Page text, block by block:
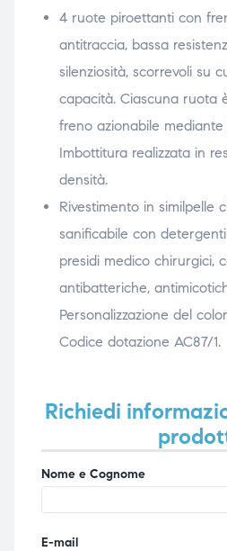
4 ruote piroettanti con
antitraccia, bassa
silenziosità, scorrevoli su
capacità. Ciascuna ruota
freno azionabile
Imbottitura realizzata in
densità.
Rivestimento in similpelle
sanificabile con
presidi medico chirurgici,
antibatteriche,
Personalizzazione del
Codice dotazione AC87/1.
Richiedi
Nome e Cognome
E-mail